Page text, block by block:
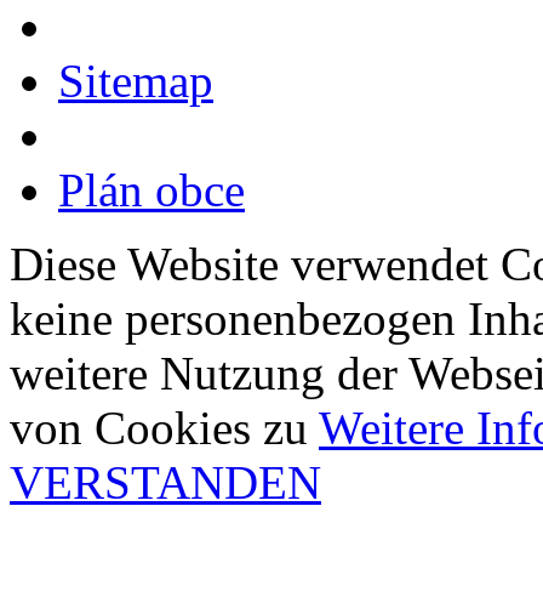
Sitemap
Plán obce
Diese Website verwendet
keine personenbezogen
weitere Nutzung der
von Cookies zu Weitere
VERSTANDEN